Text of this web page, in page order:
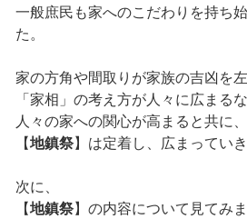
一般庶民も家へのこだわりを持ち
た。
家の方角や間取りが家族の吉凶を
「家相」の考え方が人々に広まるな
人々の家への関心が高まると共に、
【地鎮祭】は定着し、広まっていき
次に、
【地鎮祭】の内容について見てみま